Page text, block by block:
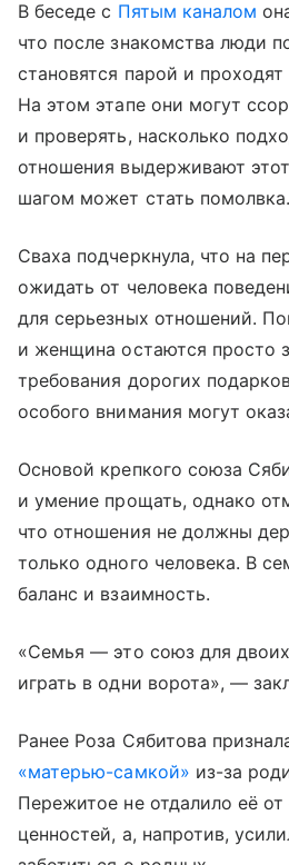
В беседе с Пятым каналом
что после знакомства люди
становятся парой и
На этом этапе они могут
и проверять, насколько
отношения выдерживают
шагом может стать помолвка.
Сваха подчеркнула, что на
ожидать от человека
для серьезных отношений.
и женщина остаются просто
требования дорогих
особого внимания могут
Основой крепкого союза
и умение прощать, однако
что отношения не должны
только одного человека. В
баланс и взаимность.
«Семья — это союз для
играть в одни ворота», —
Ранее Роза Сябитова
«матерью-самкой» из-за
Пережитое не отдалило её
ценностей, а, напротив,